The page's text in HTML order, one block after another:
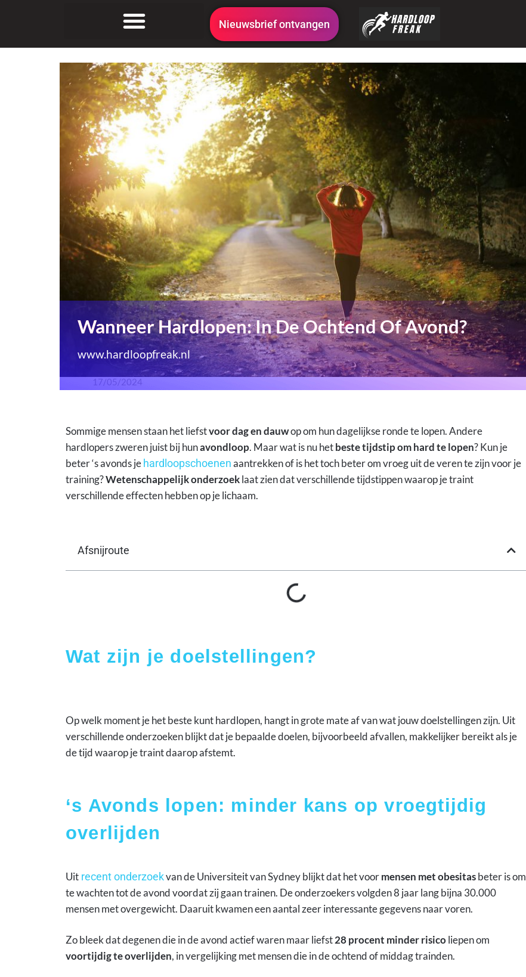
Nieuwsbrief ontvangen
17/05/2024
Wanneer Hardlopen: In De Ochtend Of Avond?
Sommige mensen staan het liefstvoor dag en dauwop om hun dagelijkse ronde te lopen. Andere
hardlopers zweren juist bij hunavondloop. Maar wat is nu hetbeste tijdstip om hard te lopen? Kun je
beter ‘s avonds jehardloopschoenenaantrekken of is het toch beter om vroeg uit de veren te zijn voor je
training?Wetenschappelijk onderzoeklaat zien dat verschillende tijdstippen waarop je traint
verschillende effecten hebben op je lichaam.
Afsnijroute
Wat zijn je doelstellingen?
Op welk moment je het beste kunt hardlopen, hangt in grote mate af van wat jouw doelstellingen zijn. Uit
verschillende onderzoeken blijkt dat je bepaalde doelen, bijvoorbeeld afvallen, makkelijker bereikt als je
de tijd waarop je traint daarop afstemt.
‘s Avonds lopen: minder kans op vroegtijdig
overlijden
Uit recent onderzoekvan de Universiteit van Sydney blijkt dat het voormensen met obesitasbeter is om
te wachten tot de avond voordat zij gaan trainen. De onderzoekers volgden 8 jaar lang bijna 30.000
mensen met overgewicht. Daaruit kwamen een aantal zeer interessante gegevens naar voren.
Zo bleek dat degenen die in de avond actief waren maar liefst28 procent minder risicoliepen om
voortijdig te overlijden, in vergelijking met mensen die in de ochtend of middag trainden.